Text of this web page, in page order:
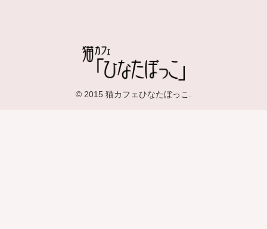
© 2015 猫カフェひなたぼっこ.